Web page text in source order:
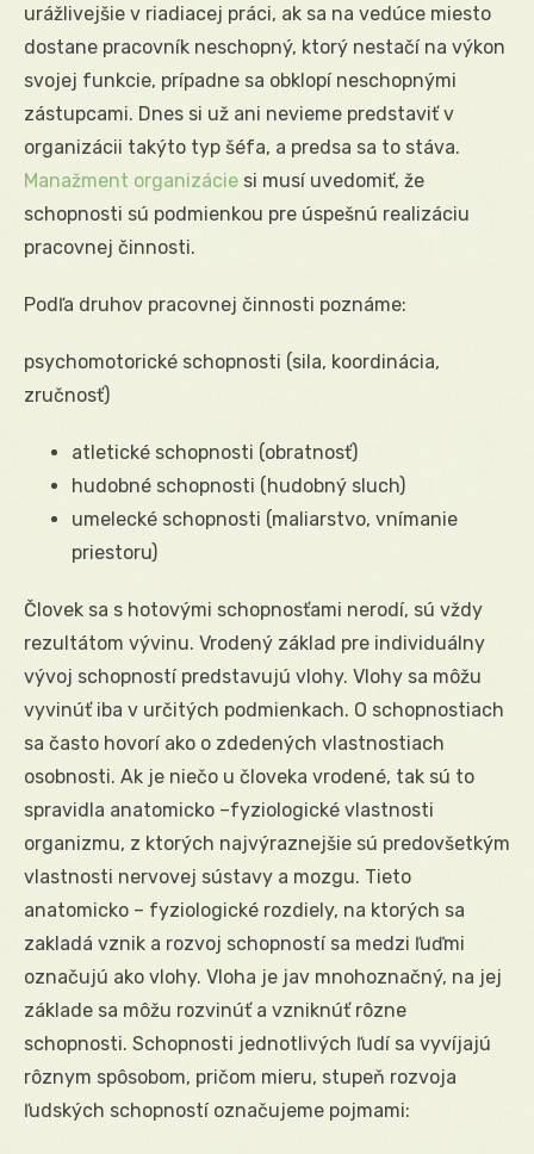
urážlivejšie v riadiacej práci, ak sa na vedúce miesto
dostane pracovník neschopný, ktorý nestačí na výkon
svojej funkcie, prípadne sa obklopí neschopnými
zástupcami. Dnes si už ani nevieme predstaviť v
organizácii takýto typ šéfa, a predsa sa to stáva.
Manažment organizácie si musí uvedomiť, že
schopnosti sú podmienkou pre úspešnú realizáciu
pracovnej činnosti.
Podľa druhov pracovnej činnosti poznáme:
psychomotorické schopnosti (sila, koordinácia,
zručnosť)
atletické schopnosti (obratnosť)
hudobné schopnosti (hudobný sluch)
umelecké schopnosti (maliarstvo, vnímanie
priestoru)
Človek sa s hotovými schopnosťami nerodí, sú vždy
rezultátom vývinu. Vrodený základ pre individuálny
vývoj schopností predstavujú vlohy. Vlohy sa môžu
vyvinúť iba v určitých podmienkach. O schopnostiach
sa často hovorí ako o zdedených vlastnostiach
osobnosti. Ak je niečo u človeka vrodené, tak sú to
spravidla anatomicko –fyziologické vlastnosti
organizmu, z ktorých najvýraznejšie sú predovšetkým
vlastnosti nervovej sústavy a mozgu. Tieto
anatomicko – fyziologické rozdiely, na ktorých sa
zakladá vznik a rozvoj schopností sa medzi ľuďmi
označujú ako vlohy. Vloha je jav mnohoznačný, na jej
základe sa môžu rozvinúť a vzniknúť rôzne
schopnosti. Schopnosti jednotlivých ľudí sa vyvíjajú
rôznym spôsobom, pričom mieru, stupeň rozvoja
ľudských schopností označujeme pojmami: